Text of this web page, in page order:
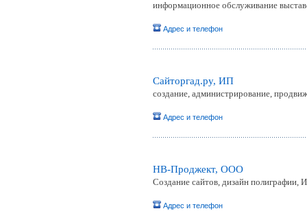
информационное обслуживание
Адрес и телефон
Сайторгад.ру, ИП
создание, администрирование,
Адрес и телефон
НВ-Проджект, ООО
Создание сайтов, дизайн полиграфии,
Адрес и телефон